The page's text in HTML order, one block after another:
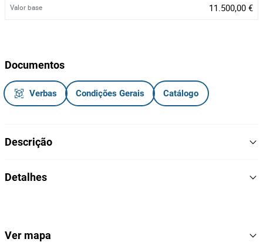
Valor base 11.500,00 €
Documentos
Verbas Condições Gerais Catálogo
Descrição
matrícula 64-70-SH do ano 1992, com cerca de 364769. ÁREA:
Detalhes
Ver mapa